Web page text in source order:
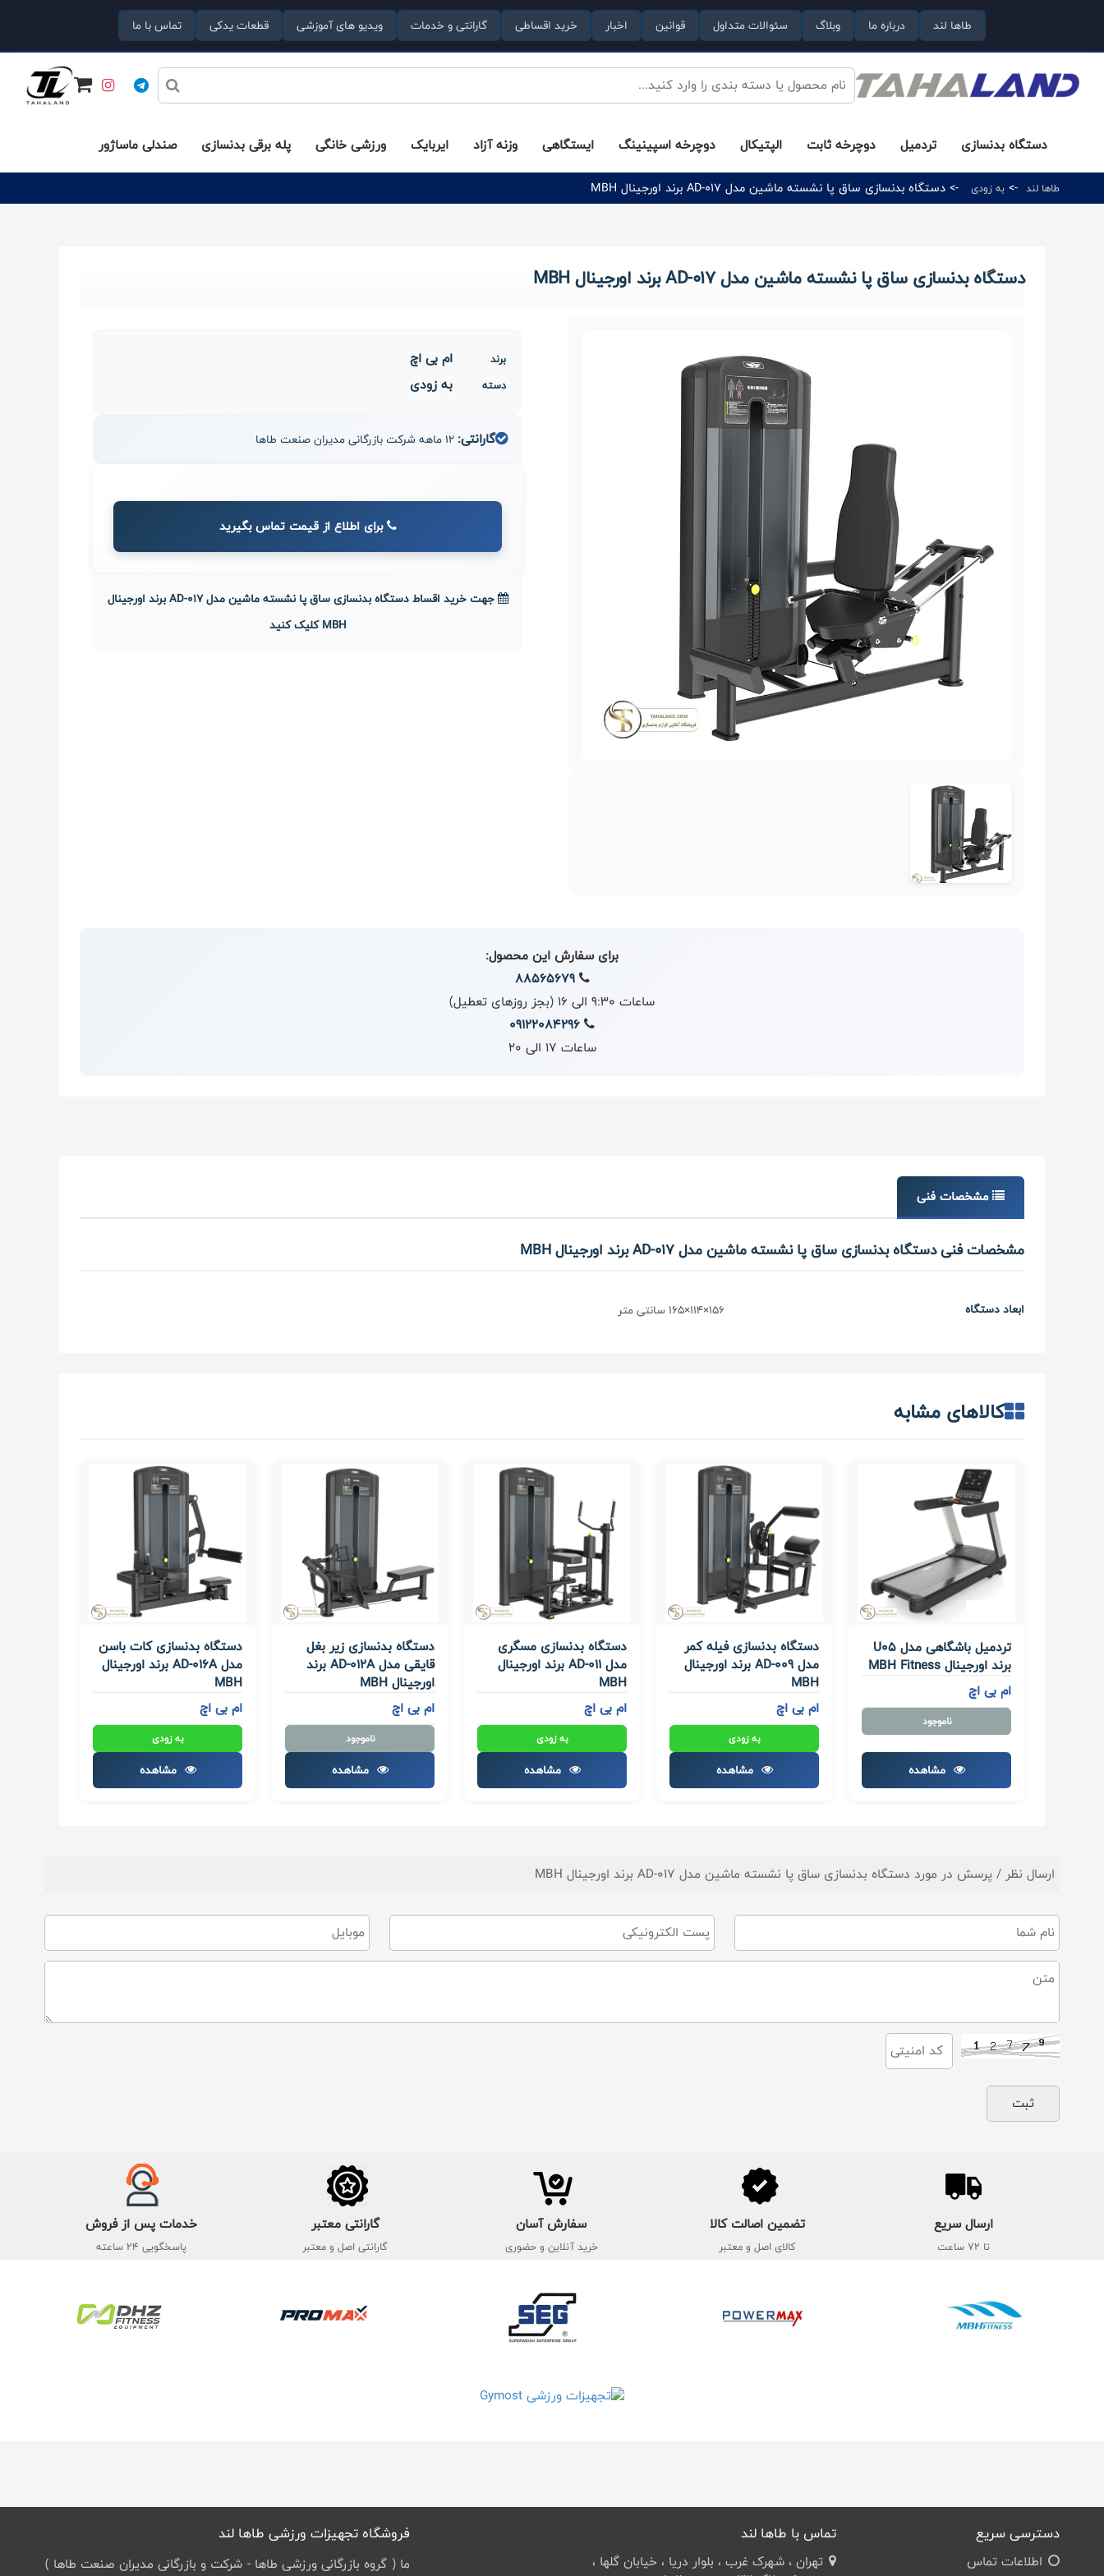
طاها لند درباره ما وبلاگ سئوالات متداول قوانین اخبار خرید اقساطی گارانتی و خدمات ویدیو های آموزشی قطعات یدکی تماس با ما
دستگاه بدنسازی تردمیل دوچرخه ثابت الپتیکال دوچرخه اسپینینگ ایستگاهی وزنه آزاد ایربایک ورزشی خانگی پله برقی بدنسازی صندلی ماساژور
طاها لند -> به زودی -> دستگاه بدنسازی ساق پا نشسته ماشین مدل AD-017 برند اورجینال MBH
دستگاه بدنسازی ساق پا نشسته ماشین مدل AD-017 برند اورجینال MBH
برند ام بی اچ
دسته به زودی
گارانتی:
برای اطلاع از قیمت تماس بگیرید
جهت خرید اقساط دستگاه بدنسازی ساق پا نشسته ماشین مدل AD-017 برند اورجینال
MBH کلیک کنید
برای سفارش این محصول:
88565679
ساعات 9:30 الی 16 (بجز روزهای تعطیل)
09122084296
ساعات 17 الی 20
مشخصات فنی
مشخصات فنی دستگاه بدنسازی ساق پا نشسته ماشین مدل AD-017 برند اورجینال MBH
ابعاد دستگاه 156×114×165 سانتی متر
کالاهای مشابه
تردمیل باشگاهی مدل U05
برند اورجینال MBH Fitness
ام بی اچ
ناموجود
مشاهده
دستگاه بدنسازی فیله کمر
مدل AD-009 برند اورجینال
MBH
ام بی اچ
به زودی
مشاهده
دستگاه بدنسازی مسگری
مدل AD-011 برند اورجینال
MBH
ام بی اچ
به زودی
مشاهده
دستگاه بدنسازی زیر بغل
قایقی مدل AD-012A برند
اورجینال MBH
ام بی اچ
ناموجود
مشاهده
دستگاه بدنسازی کات باسن
مدل AD-016A برند اورجینال
MBH
ام بی اچ
به زودی
مشاهده
ارسال نظر / پرسش در مورد دستگاه بدنسازی ساق پا نشسته ماشین مدل AD-017 برند اورجینال MBH
ارسال سریع
تا 72 ساعت
تضمین اصالت کالا
کالای اصل و معتبر
سفارش آسان
خرید آنلاین و حضوری
گارانتی معتبر
گارانتی اصل و معتبر
خدمات پس از فروش
پاسخگویی 24 ساعته
دسترسی سریع
اطلاعات تماس
تماس با طاها لند
تهران ، شهرک غرب ، بلوار دریا ، خیابان گلها ،
فروشگاه تجهیزات ورزشی طاها لند
ما ( گروه بازرگانی ورزشی طاها - شرکت و بازرگانی مدیران صنعت طاها )